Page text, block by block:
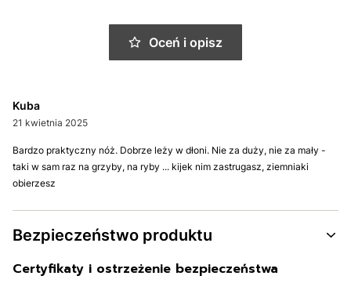
Oceń i opisz
Kuba
21 kwietnia 2025
Bardzo praktyczny nóż. Dobrze leży w dłoni. Nie za duży, nie za mały -
taki w sam raz na grzyby, na ryby ... kijek nim zastrugasz, ziemniaki
obierzesz
Bezpieczeństwo produktu
Certyfikaty i ostrzeżenie bezpieczeństwa